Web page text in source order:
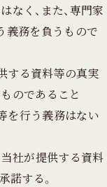
く、また、専門家
義務を負うもので
する資料等の真実
のであること
を行う義務はない
社が提供する資料
諾する。